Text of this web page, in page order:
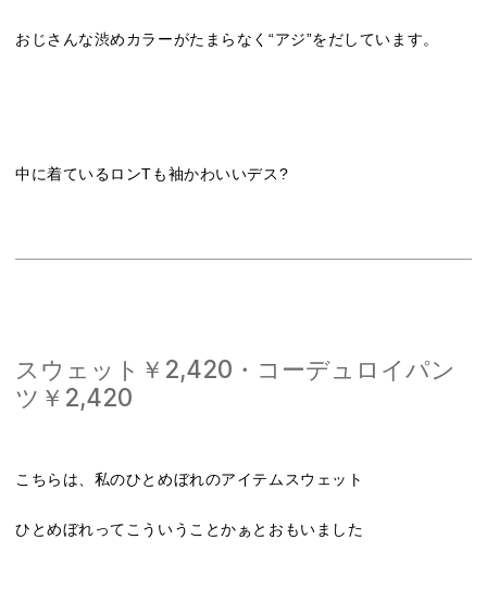
おじさんな渋めカラーがたまらなく“アジ”をだしています。
中に着ているロンTも袖かわいいデス?
スウェット￥2,420・コーデュロイパン
ツ￥2,420
こちらは、私のひとめぼれのアイテムスウェット
ひとめぼれってこういうことかぁとおもいました